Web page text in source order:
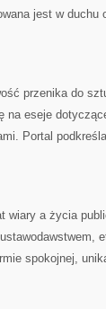
jest w duchu
przenika do
na eseje
Portal
wiary a życia
spokojnej,